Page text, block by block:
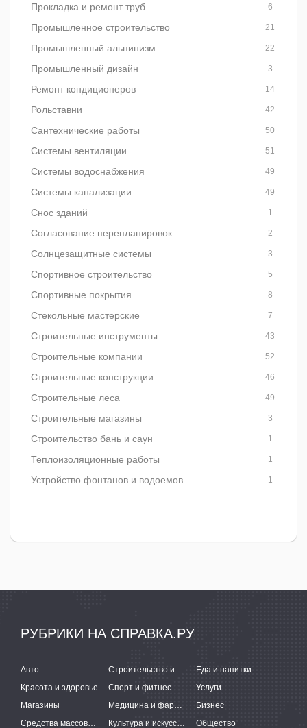
Прокладка и ремонт труб 6
Промышленное строительство 21
Промышленный альпинизм 22
Промышленный дизайн 3
Ремонт кондиционеров 14
Рольставни 42
Сантехнические работы 50
Системы вентиляции 51
Системы водоснабжения 49
Системы канализации 49
Снос зданий 1
Согласование перепланировок 2
Солнцезащитные системы 3
Спортивное строительство 5
Спортивные покрытия 8
Стекольные мастерские 7
Строительные инструменты 43
Строительные компании 52
Строительные конструкции 46
Строительные леса 49
Строительные магазины 3
Строительство бань и саун 1
Теплоизоляционные работы 1
Устройство фонтанов и водоемов 1
РУБРИКИ НА СПРАВКА.РУ
Авто Строительство и ремонт
Еда и напитки
Красота и здоровье
Спорт и фитнес
Услуги
Магазины
Медицина и фармацевтика
Бизнес
Средства массовой информации
Культура и искусство Общество